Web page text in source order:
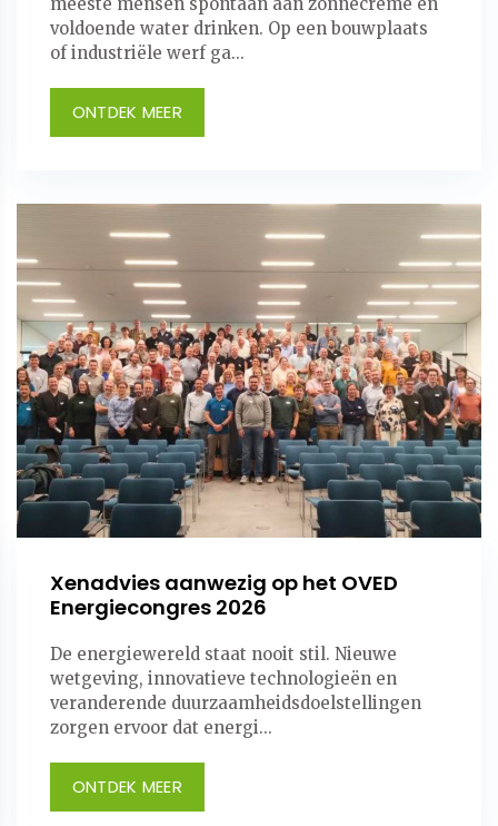
voldoende water drinken. Op een bouwplaats
of industriële werf ga...
ONTDEK MEER
Xenadvies aanwezig op het OVED
Energiecongres 2026
De energiewereld staat nooit stil. Nieuwe
wetgeving, innovatieve technologieën en
veranderende duurzaamheidsdoelstellingen
zorgen ervoor dat energi...
ONTDEK MEER